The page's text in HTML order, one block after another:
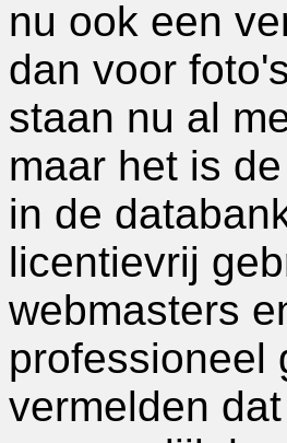
nu ook een
dan voor
staan nu al
maar het is
in de
licentievrij
webmasters
professioneel
vermelden